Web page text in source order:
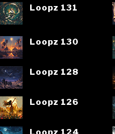
Loopz 131
Loopz 130
Loopz 128
Loopz 126
Loopz 124